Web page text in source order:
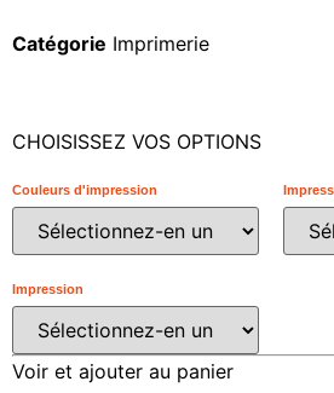
Catégorie Imprimerie
CHOISISSEZ VOS OPTIONS
Couleurs d'impression
Impression
Voir et ajouter au panier